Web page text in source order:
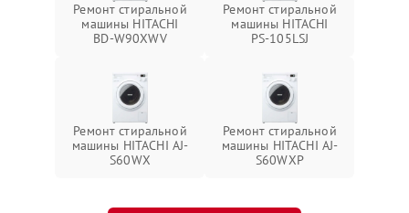
Ремонт стиральной
машины HITACHI
BD-W90XWV
Ремонт стиральной
машины HITACHI
PS-105LSJ
Ремонт стиральной
машины HITACHI AJ-
S60WX
Ремонт стиральной
машины HITACHI AJ-
S60WXP